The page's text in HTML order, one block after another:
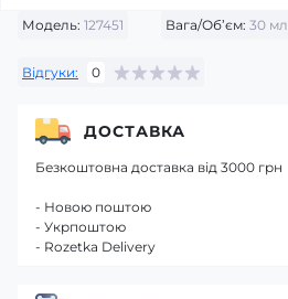
Модель: 127451 Вага/Об’єм: 30 мл
Відгуки: 0
ДОСТАВКА
Безкоштовна доставка від 3000 грн
- Новою поштою
- Укрпоштою
- Rozetka Delivery